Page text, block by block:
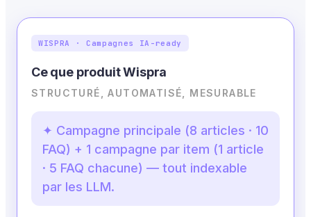
WISPRA · Campagnes IA-ready
Ce que produit Wispra
STRUCTURÉ, AUTOMATISÉ, MESURABLE
✦ Campagne principale (8 articles · 10
FAQ) + 1 campagne par item (1 article
· 5 FAQ chacune) — tout indexable
par les LLM.